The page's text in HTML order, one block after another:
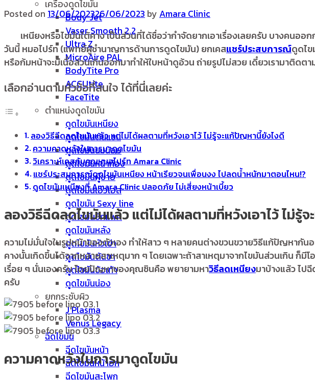
เครื่องดูดไขมัน
Body Jet
Vaser Smooth 2.2
Ultra Z
MicroAire PAL
BodyTite Pro
ACCUtite
FaceTite
ตำแหน่งดูดไขมัน
ดูดไขมันเหนียง
ดูดไขมันต้นแขน
ดูดไขมันนมน้อย
ดูดไขมันหน้าท้อง
ดูดไขมันผู้ชาย
ดูดไขมันเอวเอส
ดูดไขมัน Sexy line
ดูดไขมันซิกแพค
ดูดไขมันหลัง
ดูดไขมันหัวเข่า
ดูดไขมันต้นขา
ดูดไขมันข้อเท้า
ดูดไขมันน่อง
ยกกระชับผิว
J Plasma
Venus Legacy
ฉีดไขมัน
ฉีดไขมันหน้า
ฉีดไขมันหน้าอก
ฉีดไขมันสะโพก
Posted on 13/06/202326/06/2023 by Amara Clinic
เหนียงหรือไขมันใต้คาง เป็นส่วนที่ได้ชื่อว่ากำจัดยากเอาเรื่องเลยครับ บางคน
วันนี้ หมอไปร์ท (แพทย์ผู้ชำนาญการด้านการดูดไขมัน) ยกเคสแชร์ประสบการณ์ดูดไ
หรือก้มหน้าจะมีเนื้อส่วนเกินออกมาทำให้ใบหน้าดูอ้วน ถ่ายรูปไม่สวย เดี๋ยวเรามาติดตา
เลือกอ่านตามหัวข้อที่สนใจ ได้ที่นี่เลยค่ะ
ลองวิธีฉีดลดไขมันแล้ว แต่ไม่ได้ผลตามที่หวังเอาไว้ ไม่รู้จะแก้ปัญหานี้ยังไงดี
ความคาดหวังในการมาดูดไขมัน
วิเคราะห์เคสกับคุณหมอไปร์ท Amara Clinic
แชร์ประสบการณ์ดูดไขมันเหนียง หน้าเรียวจนเพื่อนงง ไปลดน้ำหนักมาตอนไหน!?
ดูดไขมันเหนียงที่ Amara Clinic ปลอดภัย ไม่เสี่ยงหน้าเบี้ยว
ลองวิธีฉีดลดไขมันแล้ว แต่ไม่ได้ผลตามที่หวังเอาไว้ ไม่รู้
ความไม่มั่นใจในรูปหน้าของตัวเอง ทำให้สาว ๆ หลายคนต่างขวนขวายวิธีแก้ปัญหากัน
คางนั้นเกิดขึ้นได้จากหลายสาเหตุมาก ๆ โดยเฉพาะถ้าสาเหตุมาจากไขมันส่วนเกิน ก็มี
เรื่อย ๆ นั่นเองครับ โดยปัญหาของคุณซินคือ พยายามหาวิธีลดเหนียงมาบ้างแล้ว ไป
ครับ
ความคาดหวังในการมาดูดไขมัน